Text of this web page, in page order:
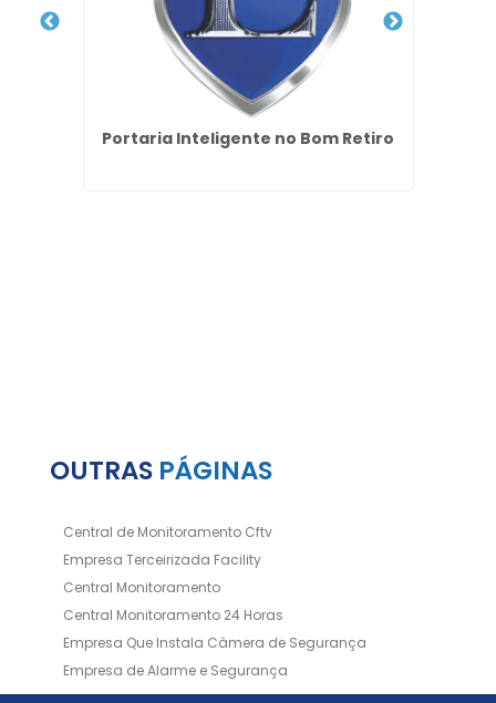
Portaria Inteligente no Bom Retiro
OUTRAS PÁGINAS
Central de Monitoramento Cftv
Empresa Terceirizada Facility
Central Monitoramento
Central Monitoramento 24 Horas
Empresa Que Instala Câmera de Segurança
Empresa de Alarme e Segurança
Empresa de Alarmes
Empresa de Facilities